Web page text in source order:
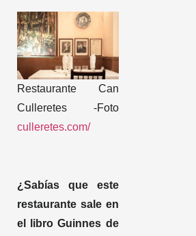
Restaurante Can
Culleretes -Foto
culleretes.com/
¿Sabías que este
restaurante sale en
el libro Guinnes de